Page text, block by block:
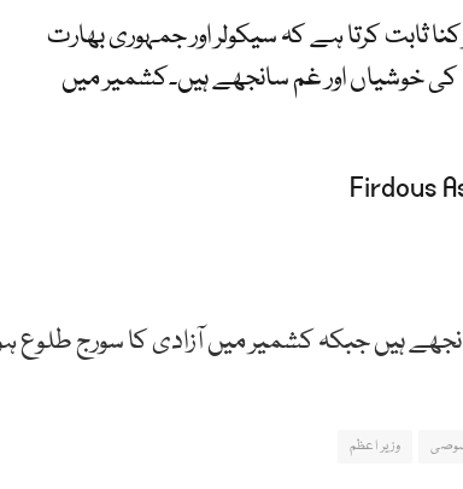
ثابت کرتا ہے کہ سیکولر اور جمہوری بھارت
خوشیاں اور غم سانجھے ہیں۔کشمیر میں
ہیں جبکہ کشمیر میں آزادی کا سورج طلوع
وزیر اعظم